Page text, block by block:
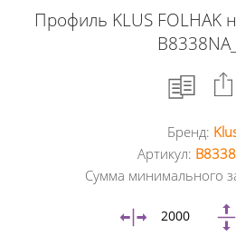
Профиль KLUS FOLHAK
+
Бренд:
Артикул:
Сумма минимального
2000